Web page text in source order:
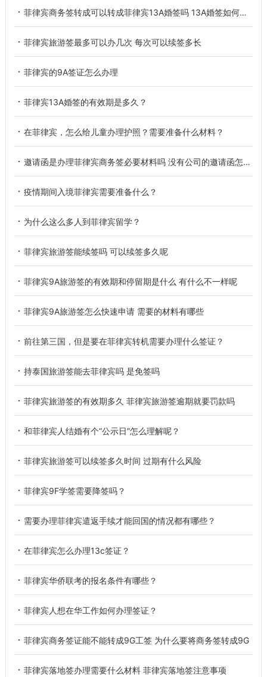
菲律宾商务签转成可以转成菲律宾13A婚签吗 13A婚签如何申请办理
菲律宾旅游签最多可以办几次 每次可以续签多长
菲律宾的9A签证怎么办理
菲律宾13A婚签的有效期是多久？
在菲律宾，怎么给儿童办理护照？需要准备什么材料？
邀请函是办理菲律宾商务签必要材料吗 没有公司的邀请函怎么办
疫情期间入境菲律宾需要准备什么？
为什么这么多人到菲律宾留学？
菲律宾旅游签能续签吗 可以续签多久呢
菲律宾9A旅游签的有效期和停留期是什么 有什么不一样呢
菲律宾9A旅游签怎么快速申请 需要的材料有哪些
前往第三国，但是要在菲律宾转机需要办理什么签证？
持泰国旅游签能去菲律宾吗 是免签吗
菲律宾旅游签的有效期多久 菲律宾旅游签逾期就要罚款吗
和菲律宾人结婚有个“公示日”怎么理解呢？
菲律宾旅游签可以续签多久时间 过期有什么风险
菲律宾9F学签需要降签吗？
需要办理菲律宾遣返手续才能回国的情况都有哪些？
在菲律宾怎么办理13c签证？
菲律宾华侨联考的报名条件有哪些？
菲律宾人想在华工作如何办理签证？
菲律宾商务签证能不能转成9G工签 为什么要将商务签转成9G
菲律宾落地签办理需要什么材料 菲律宾落地签注意事项